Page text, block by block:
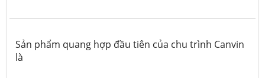
Sản phẩm quang hợp đầu tiên của chu trình Canvin
là